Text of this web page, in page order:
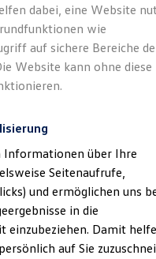
Leasing
Volkswagen
Der
dabei, eine Website
wie
auf sichere Bereiche
Website kann ohne diese
Informationen über Ihre
Seitenaufrufe,
und ermöglichen uns
in die
einzubeziehen. Damit
auf Sie